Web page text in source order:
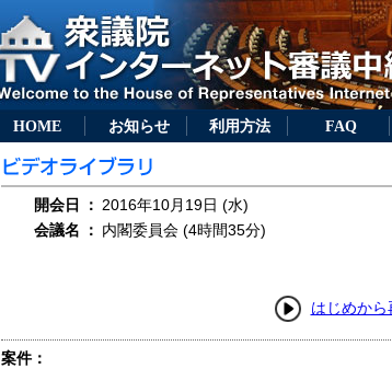
HOME お知らせ 利用方法 FAQ
開会日 ： 2016年10月19日 (水)
会議名
： 内閣委員会 (4時間35分)
はじめから
案件：